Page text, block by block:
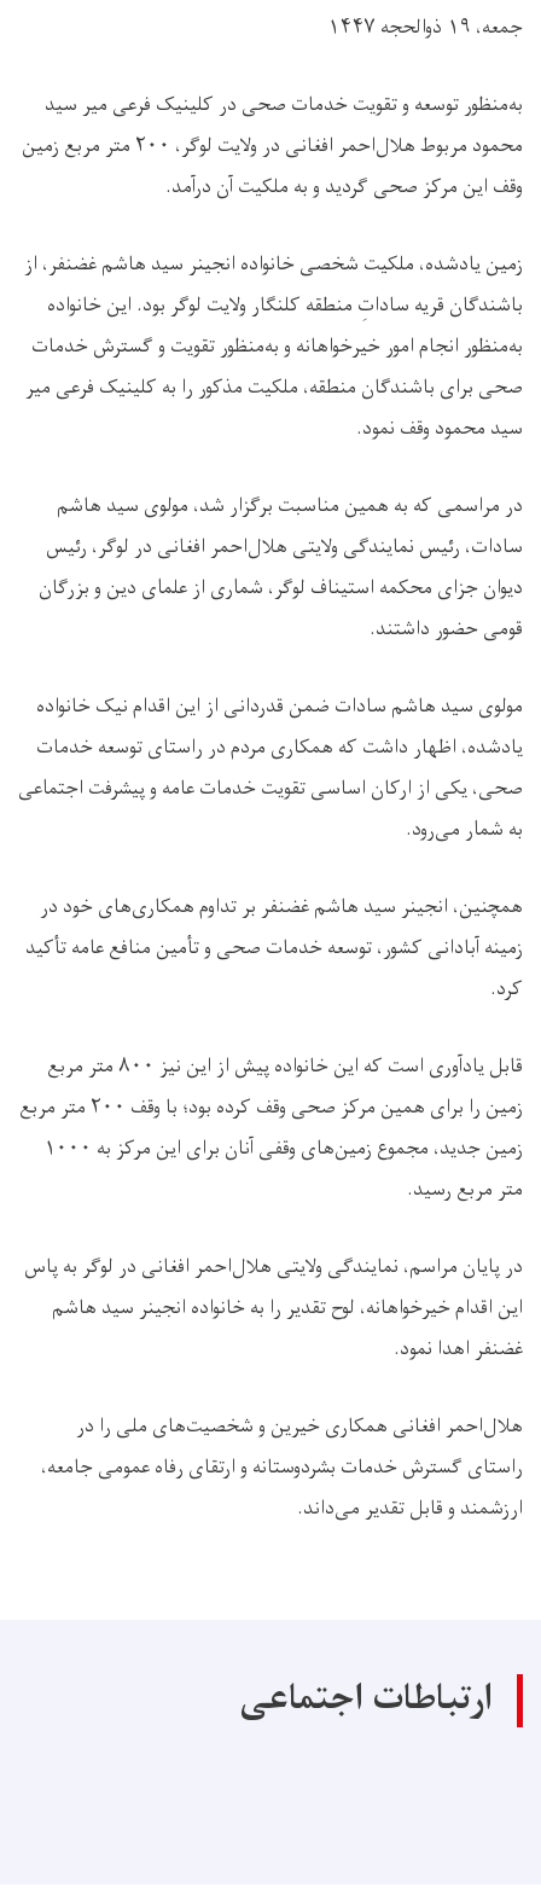
جمعه، ۱۹ ذوالحجه ۱۴۴۷
به‌منظور توسعه و تقویت خدمات صحی در کلینیک فرعی میر سید
محمود مربوط هلال‌احمر افغانی در ولایت لوگر، ۲۰۰ متر مربع زمین
وقف این مرکز صحی گردید و به ملکیت آن درآمد.
زمین یادشده، ملکیت شخصی خانواده انجینر سید هاشم غضنفر، از
باشندگان قریه ساداتِ منطقه کلنگار ولایت لوگر بود. این خانواده
به‌منظور انجام امور خیرخواهانه و به‌منظور تقویت و گسترش خدمات
صحی برای باشندگان منطقه، ملکیت مذکور را به کلینیک فرعی میر
سید محمود وقف نمود.
در مراسمی که به همین مناسبت برگزار شد، مولوی سید هاشم
سادات، رئیس نمایندگی ولایتی هلال‌احمر افغانی در لوگر، رئیس
دیوان جزای محکمه استیناف لوگر، شماری از علمای دین و بزرگان
قومی حضور داشتند.
مولوی سید هاشم سادات ضمن قدردانی از این اقدام نیک خانواده
یادشده، اظهار داشت که همکاری مردم در راستای توسعه خدمات
صحی، یکی از ارکان اساسی تقویت خدمات عامه و پیشرفت اجتماعی
به شمار می‌رود.
همچنین، انجینر سید هاشم غضنفر بر تداوم همکاری‌های خود در
زمینه آبادانی کشور، توسعه خدمات صحی و تأمین منافع عامه تأکید
کرد.
قابل یادآوری است که این خانواده پیش از این نیز ۸۰۰ متر مربع
زمین را برای همین مرکز صحی وقف کرده بود؛ با وقف ۲۰۰ متر مربع
زمین جدید، مجموع زمین‌های وقفی آنان برای این مرکز به ۱۰۰۰
متر مربع رسید.
در پایان مراسم، نمایندگی ولایتی هلال‌احمر افغانی در لوگر به پاس
این اقدام خیرخواهانه، لوح تقدیر را به خانواده انجینر سید هاشم
غضنفر اهدا نمود.
هلال‌احمر افغانی همکاری خیرین و شخصیت‌های ملی را در
راستای گسترش خدمات بشردوستانه و ارتقای رفاه عمومی جامعه،
ارزشمند و قابل تقدیر می‌داند.
ارتباطات اجتماعی